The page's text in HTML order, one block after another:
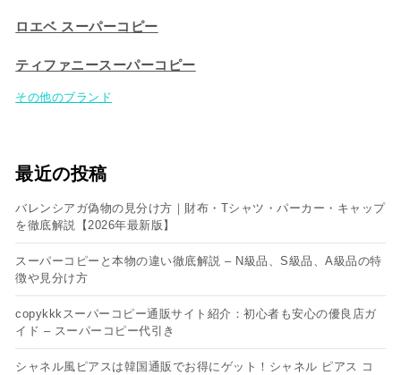
ロエベ スーパーコピー
ティファニースーパーコピー
その他のブランド
最近の投稿
バレンシアガ偽物の見分け方｜財布・Tシャツ・パーカー・キャップ
を徹底解説【2026年最新版】
スーパーコピーと本物の違い徹底解説 – N級品、S級品、A級品の特
徴や見分け方
copykkkスーパーコピー通販サイト紹介：初心者も安心の優良店ガ
イド – スーパーコピー代引き
シャネル風ピアスは韓国通販でお得にゲット！シャネル ピアス コ